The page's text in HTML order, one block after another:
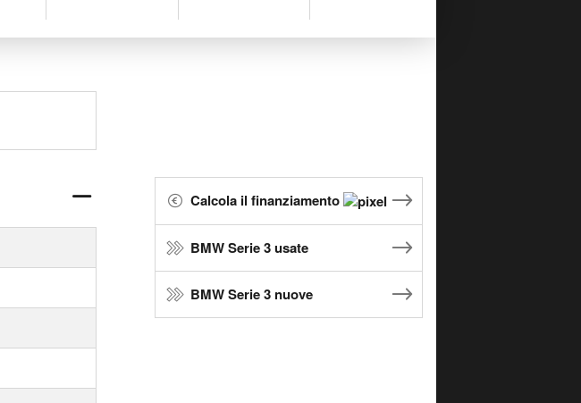
Calcola il finanziamento
BMW Serie 3 usate
BMW Serie 3 nuove